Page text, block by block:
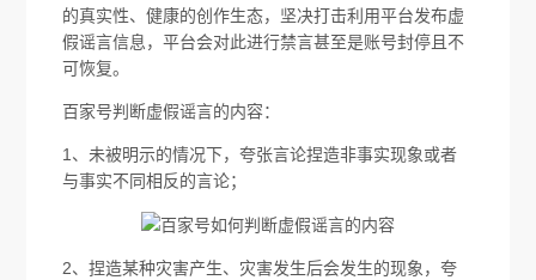
的真实性、健康的创作生态，坚决打击利用平台发布虚
假谣言信息，平台会对此进行禁言甚至是账号封停且不
可恢复。
百家号判断虚假谣言的内容：
1、未被明示的情况下，夸张言论捏造非事实现象或者
与事实不同相反的言论；
2、捏造某种灾害产生、灾害发生后会发生的现象，夸